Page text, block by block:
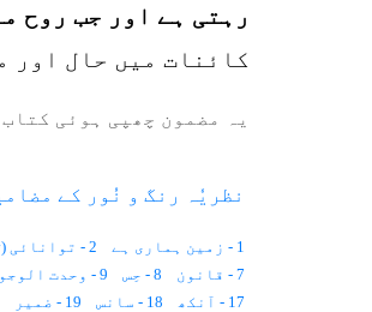
رہتی ہے اور جب روح
کائنات میں حال اور
یہ مضمون چھپی ہوئی
نظریٗہ رنگ و نُور کے
1 - زمین ہماری ہے 2 - توانائی (Energy)
7 - قانون
8 - حِس 9 - وحدت الوجود – وحدت الشہود
17 - آنکھ
18 - سانس 19 - ضمیر